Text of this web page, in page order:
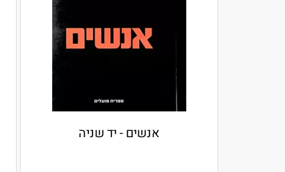
אנשים - יד שניה